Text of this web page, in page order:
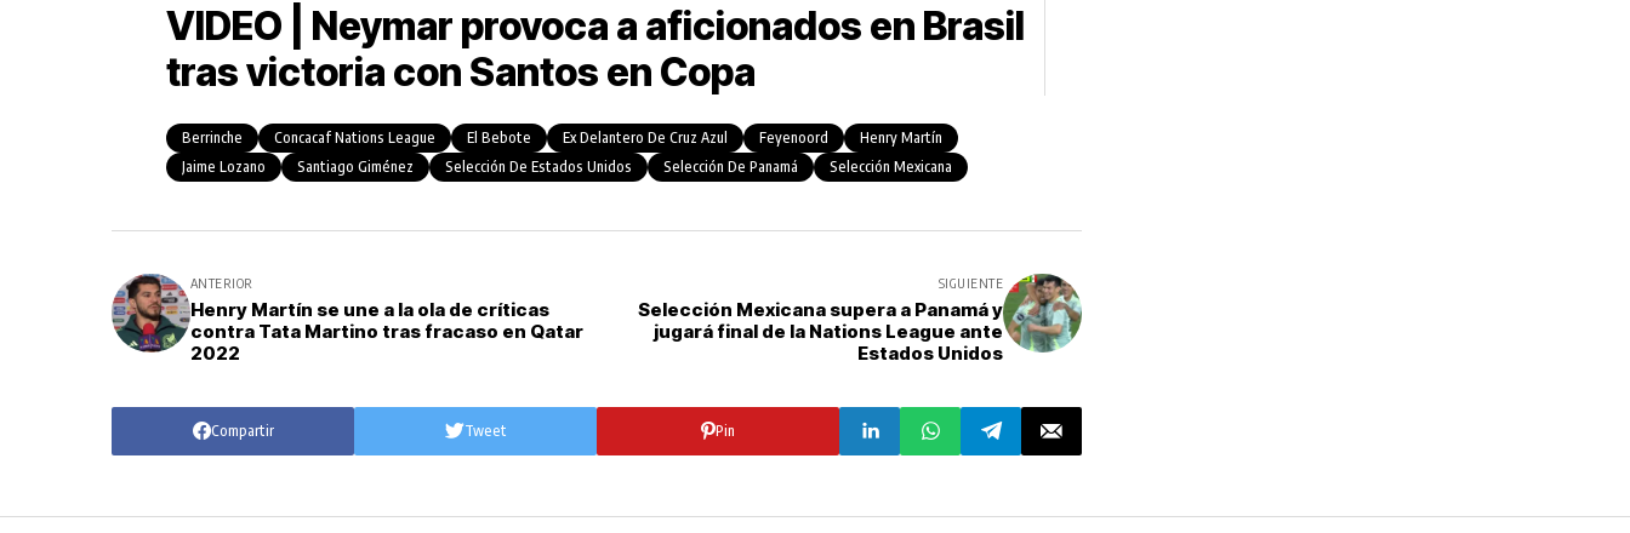
VIDEO | Neymar provoca a aficionados en Brasil
tras victoria con Santos en Copa
Berrinche Concacaf Nations League El Bebote Ex Delantero De Cruz Azul Feyenoord
Henry Martín
Jaime Lozano
Santiago Giménez Selección De Estados Unidos Selección De Panamá Selección Mexicana
ANTERIOR
Henry Martín se une a la ola de críticas
contra Tata Martino tras fracaso en Qatar
2022
SIGUIENTE
Selección Mexicana supera a Panamá y
jugará final de la Nations League ante
Estados Unidos
Compartir Tweet Pin